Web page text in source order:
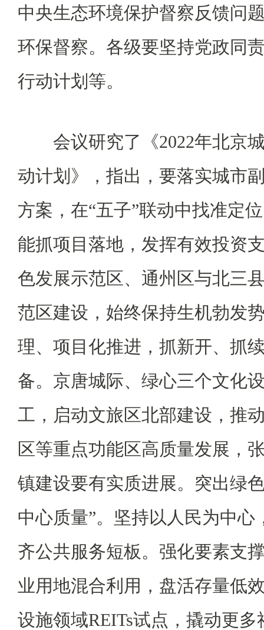
中央生态环境保护督察反馈问
环保督察。各级要坚持党政同
行动计划等。
会议研究了《2022年北京城
动计划》，指出，要落实城市
方案，在“五子”联动中找准定
能抓项目落地，发挥有效投资
色发展示范区、通州区与北三
范区建设，始终保持生机勃发
理、项目化推进，抓新开、抓
备。京唐城际、绿心三个文化
工，启动文旅区北部建设，推
区等重点功能区高质量发展，
镇建设要有实质进展。突出绿
中心质量”。坚持以人民为中心
齐公共服务短板。强化要素支
业用地混合利用，盘活存量低
设施领域REITs试点，撬动更